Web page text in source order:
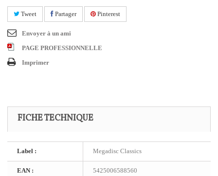
Tweet Partager Pinterest
Envoyer à un ami
PAGE PROFESSIONNELLE
Imprimer
FICHE TECHNIQUE
Label : Megadisc Classics
EAN : 5425006588560